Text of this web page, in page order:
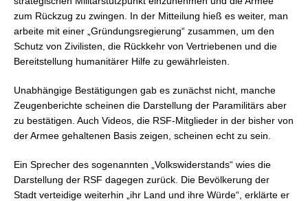
zum Rückzug zu zwingen. In der Mitteilung hieß es weiter, man
arbeite mit einer „Gründungsregierung“ zusammen, um den
Schutz von Zivilisten, die Rückkehr von Vertriebenen und die
Bereitstellung humanitärer Hilfe zu gewährleisten.
Unabhängige Bestätigungen gab es zunächst nicht, manche
Zeugenberichte scheinen die Darstellung der Paramilitärs aber
zu bestätigen. Auch Videos, die RSF-Mitglieder in der bisher von
der Armee gehaltenen Basis zeigen, scheinen echt zu sein.
Ein Sprecher des sogenannten „Volkswiderstands“ wies die
Darstellung der RSF dagegen zurück. Die Bevölkerung der
Stadt verteidige weiterhin „ihr Land und ihre Würde“, erklärte er